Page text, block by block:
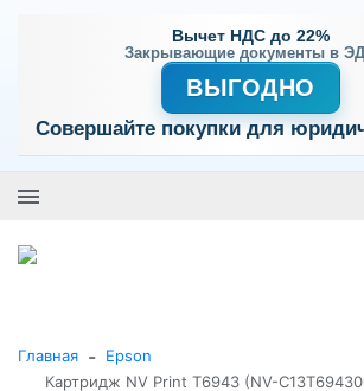
Вычет НДС до 22%
Закрывающие документы в
ВЫГОДНО
Совершайте покупки для
Главная - Epson
Картридж NV Print T6943 (NV-